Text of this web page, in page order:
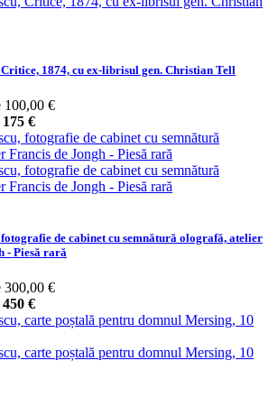
1874, cu ex-librisul gen. Christian Tell
100,00 €
175 €
de cabinet cu semnătură olografă, atelier
- Piesă rară
300,00 €
450 €